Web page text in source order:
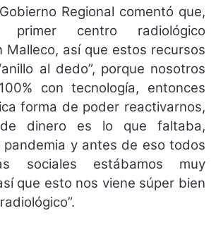
Regional comentó que,
primer centro radiológico
Malleco, así que estos recursos
al dedo”, porque nosotros
con tecnología, entonces
forma de poder reactivarnos,
dinero es lo que faltaba,
y antes de eso todos
sociales estábamos muy
que esto nos viene súper bien